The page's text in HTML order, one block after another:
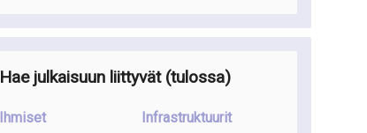
Hae julkaisuun liittyvät(tulossa)
Ihmiset Infrastruktuurit